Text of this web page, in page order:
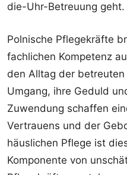
die-Uhr-Betreuung geht.
Polnische Pflegekräfte
fachlichen Kompetenz
den Alltag der
Umgang, ihre Geduld
Zuwendung schaffen
Vertrauens und der
häuslichen Pflege ist
Komponente von